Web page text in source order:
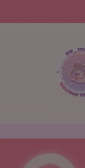
Inhalt